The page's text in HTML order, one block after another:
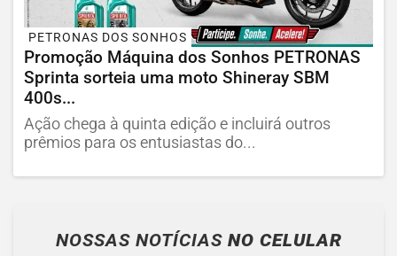
PETRONAS DOS SONHOS
Promoção Máquina dos Sonhos PETRONAS
Sprinta sorteia uma moto Shineray SBM
400s...
Ação chega à quinta edição e incluirá outros
prêmios para os entusiastas do...
NOSSAS NOTÍCIAS NO CELULAR